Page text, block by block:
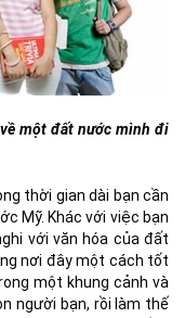
một đất nước mình đi
thời gian dài bạn cần
Mỹ. Khác với việc bạn
với văn hóa của đất
nơi đây một cách tốt
một khung cảnh và
người bạn, rồi làm thế